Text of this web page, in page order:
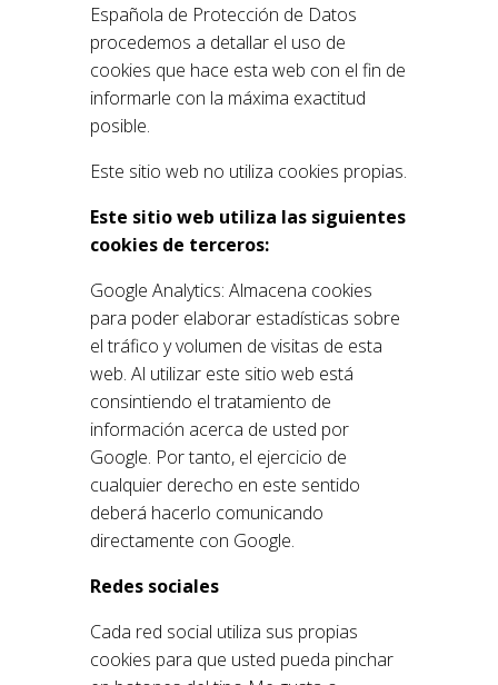
Española de Protección de Datos
procedemos a detallar el uso de
cookies que hace esta web con el fin de
informarle con la máxima exactitud
posible.
Este sitio web no utiliza cookies propias.
Este sitio web utiliza las siguientes
cookies de terceros:
Google Analytics: Almacena cookies
para poder elaborar estadísticas sobre
el tráfico y volumen de visitas de esta
web. Al utilizar este sitio web está
consintiendo el tratamiento de
información acerca de usted por
Google. Por tanto, el ejercicio de
cualquier derecho en este sentido
deberá hacerlo comunicando
directamente con Google.
Redes sociales
Cada red social utiliza sus propias
cookies para que usted pueda pinchar